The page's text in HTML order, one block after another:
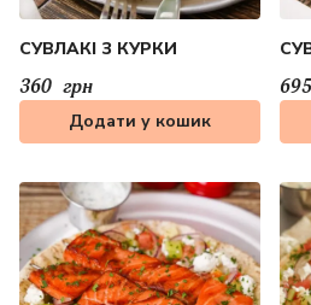
СУВЛАКІ З КУРКИ
Додати у кошик
360 грн 695